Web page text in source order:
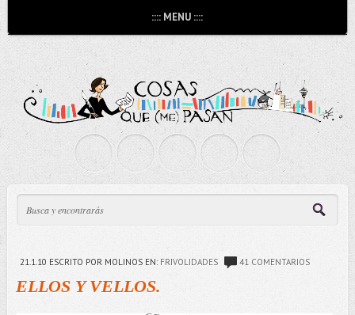
:::: MENU ::::
21.1.10 ESCRITO POR MOLINOS EN: FRIVOLIDADES 41 COMENTARIOS
ELLOS Y VELLOS.